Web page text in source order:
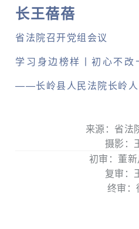
长王蓓蓓
省法院召开党组会议
学习身边榜样丨初心不
——长岭县人民法院长岭人
来源：省法
摄影：
初审：董
复审：
终审：